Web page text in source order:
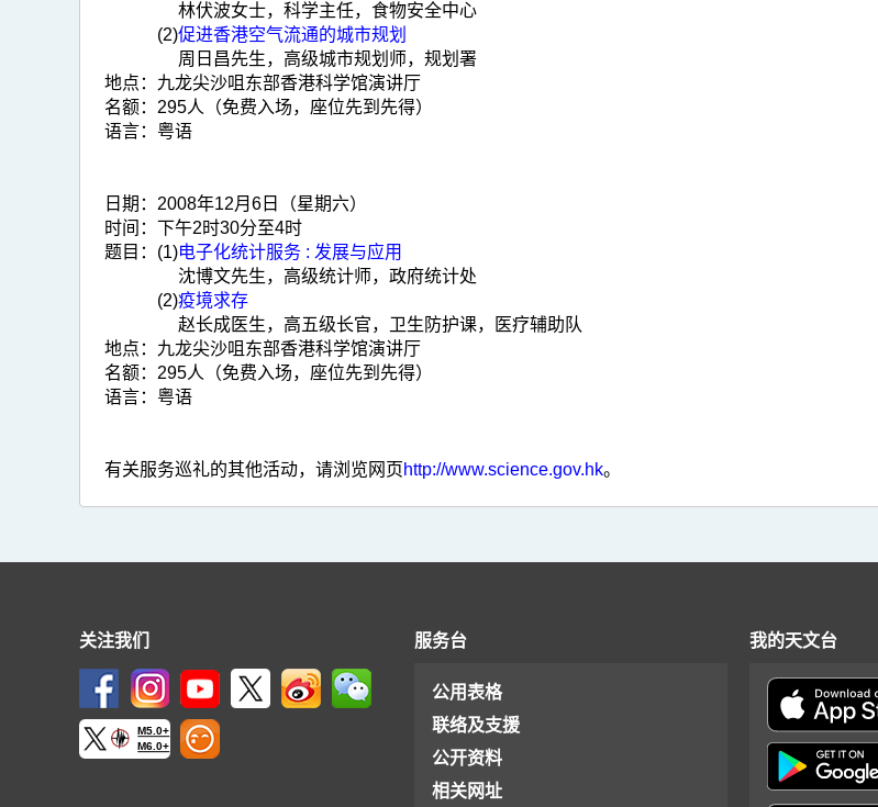
林伏波女士，科学主任，食物安全中心
(2)促进香港空气流通的城市规划
周日昌先生，高级城市规划师，规划署
地点： 九龙尖沙咀东部香港科学馆演讲厅
名额： 295人（免费入场，座位先到先得）
语言： 粤语
日期： 2008年12月6日（星期六）
时间： 下午2时30分至4时
题目： (1)电子化统计服务 : 发展与应用
沈博文先生，高级统计师，政府统计处
(2)疫境求存
赵长成医生，高五级长官，卫生防护课，医疗辅助队
地点： 九龙尖沙咀东部香港科学馆演讲厅
名额： 295人（免费入场，座位先到先得）
语言： 粤语
有关服务巡礼的其他活动，请浏览网页http://www.science.gov.hk。
关注我们
M5.0+
M6.0+
服务台
公用表格
联络及支援
公开资料
相关网址
我的天文台